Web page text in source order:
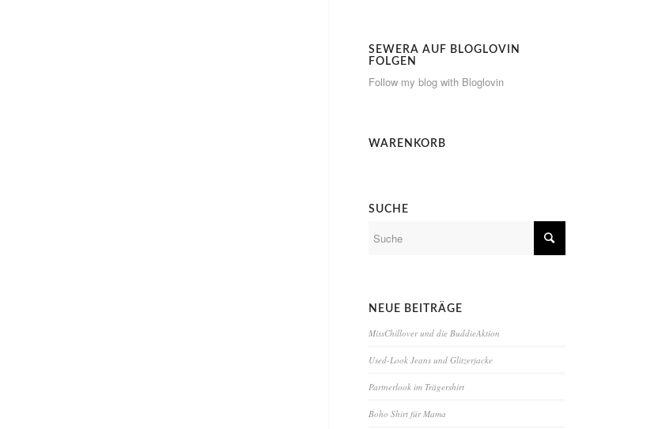
SEWERA AUF BLOGLOVIN
FOLGEN
Follow my blog with Bloglovin
WARENKORB
SUCHE
NEUE BEITRÄGE
MissChillover und die BuddieAktion
Used-Look Jeans und Glitzerjacke
Partnerlook im Trägershirt
Boho Shirt für Mama